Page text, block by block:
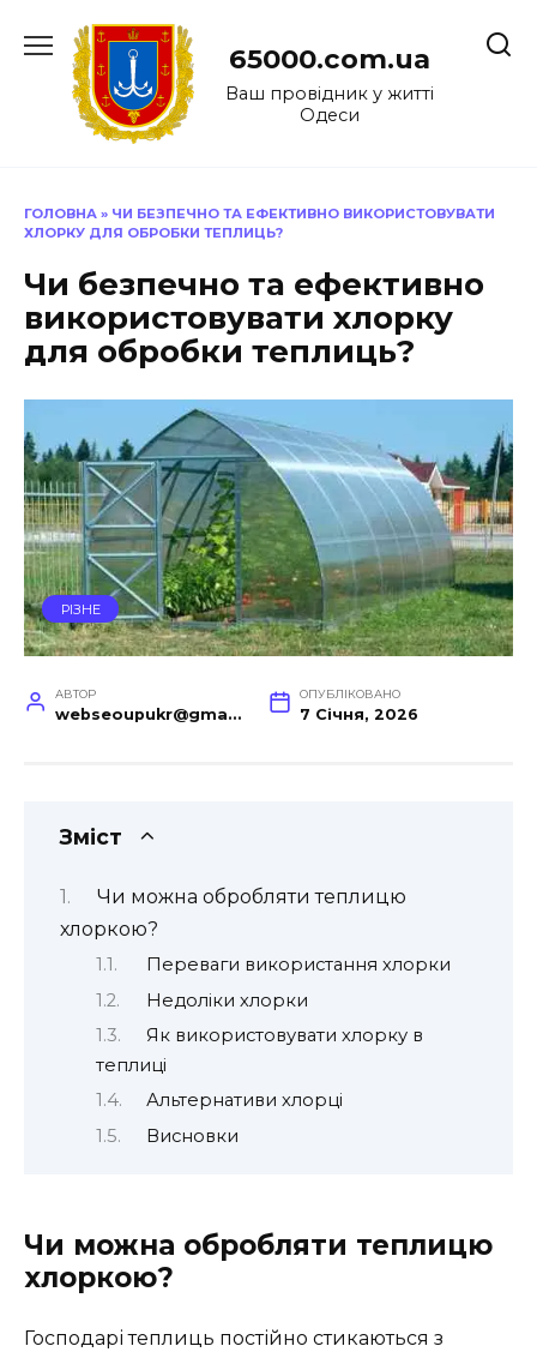
до
65000.com.ua
Ваш провідник у житті
Одеси
ГОЛОВНА » ЧИ БЕЗПЕЧНО ТА ЕФЕКТИВНО ВИКОРИСТОВУВАТИ
ХЛОРКУ ДЛЯ ОБРОБКИ ТЕПЛИЦЬ?
Чи безпечно та ефективно
використовувати хлорку
для обробки теплиць?
РІЗНЕ
АВТОР
webseoupukr@gmail.com
ОПУБЛІКОВАНО
7 Січня, 2026
Зміст
Чи можна обробляти теплицю
хлоркою?
Переваги використання хлорки
Недоліки хлорки
Як використовувати хлорку в
теплиці
Альтернативи хлорці
Висновки
Чи можна обробляти теплицю
хлоркою?
Господарі теплиць постійно стикаються з